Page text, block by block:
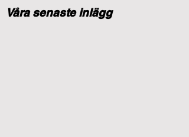
Våra senaste inlägg